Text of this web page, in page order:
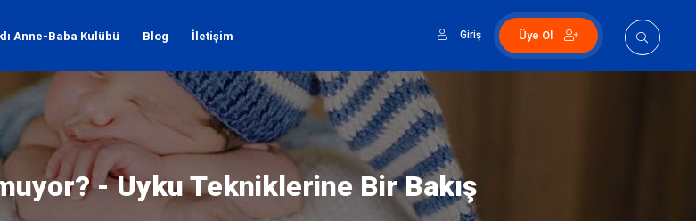
Anne-Baba Kulübü Blog İletişim Üye Ol
Giriş
- Uyku Tekniklerine Bir Bakış